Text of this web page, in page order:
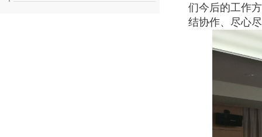
们今后的工作
结协作、尽心